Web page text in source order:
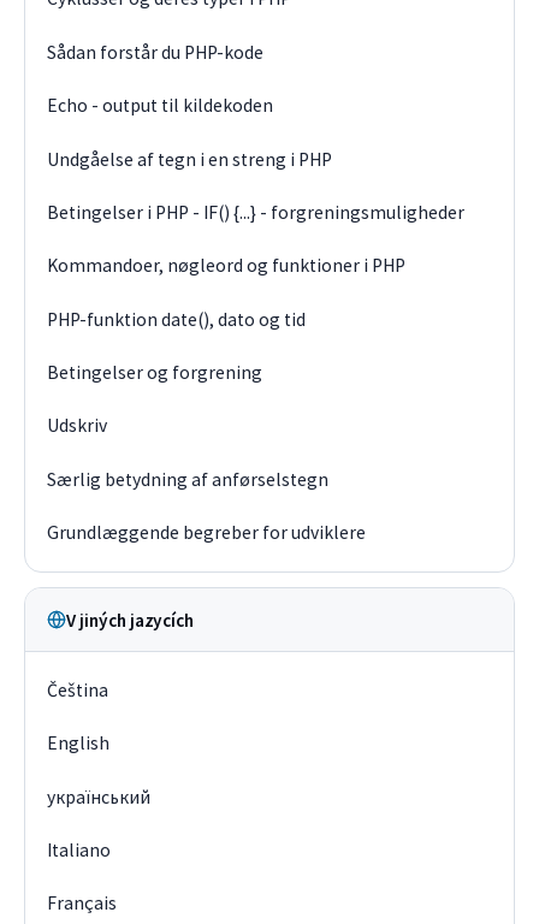
Sådan forstår du PHP-kode
Echo - output til kildekoden
Undgåelse af tegn i en streng i PHP
Betingelser i PHP - IF() {...} - forgreningsmuligheder
Kommandoer, nøgleord og funktioner i PHP
PHP-funktion date(), dato og tid
Betingelser og forgrening
Udskriv
Særlig betydning af anførselstegn
Grundlæggende begreber for udviklere
V jiných jazycích
Čeština
English
український
Italiano
Français